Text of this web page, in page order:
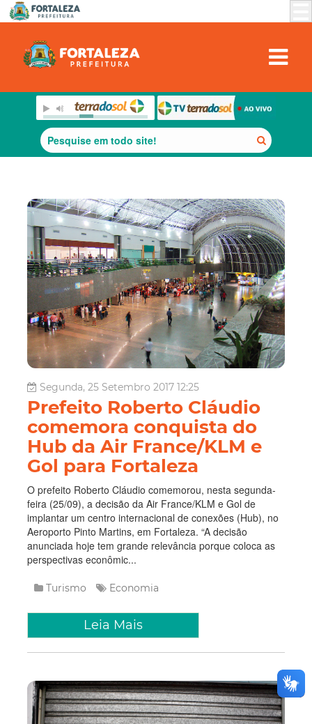
Segunda, 25 Setembro 2017 12:25
Prefeito Roberto Cláudio
comemora conquista do
Hub da Air France/KLM e
Gol para Fortaleza
O prefeito Roberto Cláudio comemorou, nesta segunda-
feira (25/09), a decisão da Air France/KLM e Gol de
implantar um centro internacional de conexões (Hub), no
Aeroporto Pinto Martins, em Fortaleza. “A decisão
anunciada hoje tem grande relevância porque coloca as
perspectivas econômic...
Turismo Economia
Leia Mais